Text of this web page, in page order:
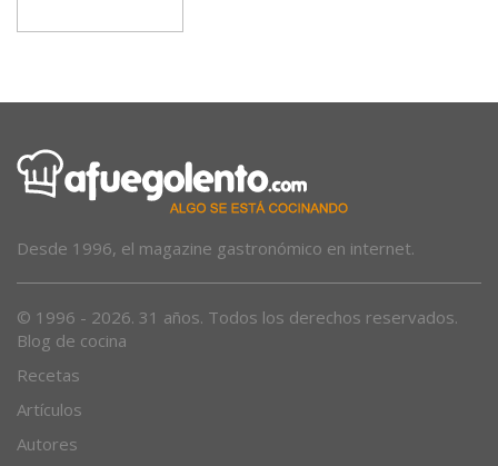
Desde 1996, el magazine gastronómico en internet.
© 1996 - 2026. 31 años. Todos los derechos reservados.
Blog de cocina
Recetas
Artículos
Autores